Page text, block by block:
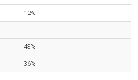
12%
43%
36%